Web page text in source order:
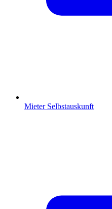
Mieter Selbstauskunft